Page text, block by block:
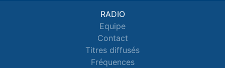
RADIO
Equipe
Contact
Titres diffusés
Fréquences